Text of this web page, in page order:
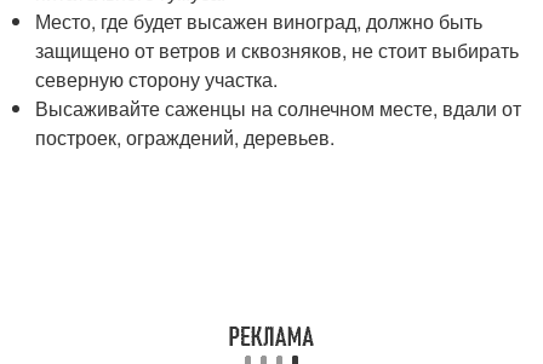
Место, где будет высажен виноград, должно быть
защищено от ветров и сквозняков, не стоит выбирать
северную сторону участка.
Высаживайте саженцы на солнечном месте, вдали от
построек, ограждений, деревьев.